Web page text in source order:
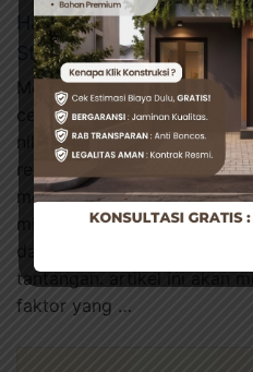
Harga Pintu Kusen
Strategi Pemilihan Terbaik
Memilih pintu dan kusen
cerdas untuk meningkatkan
nilai properti Anda.
rentan lapuk dan baja yang
menawarkan durabilitas
minimal. Namun, navigasi
dan memilih produk yang
tantangan. artikel ini akan
faktor yang …